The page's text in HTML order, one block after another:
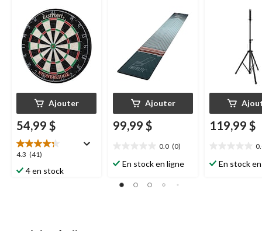
Stonebridge avec
cible sans agrafes,
taille officielle
Ajouter
54,99 $
4.3 (41)
4.3
étoile(s)
sur
4 en stock
Ajouter
99,99 $
0.0 (0)
étoile(s)
5.
En stock en ligne
119,99 $
étoile(s)
En stock